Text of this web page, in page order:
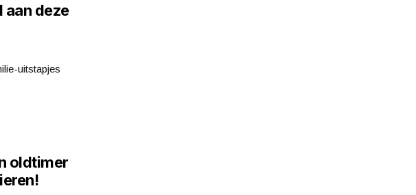
aan deze
uitstapjes
oldtimer